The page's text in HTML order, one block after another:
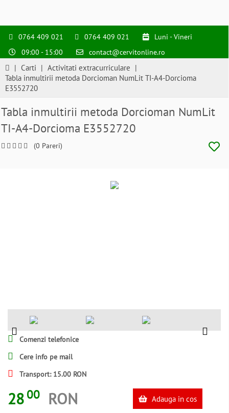
0764 409 021 0764 409 021
Luni - Vineri
09:00 - 15:00
contact@cervitonline.ro
| Carti | Activitati extracurriculare |
Tabla inmultirii metoda Dorcioman NumLit TI-A4-Dorcioma
E3552720
Tabla inmultirii metoda Dorcioman NumLit
TI-A4-Dorcioma E3552720
(0 Pareri)
Comenzi telefonice
Cere info pe mail
Transport: 15.00 RON
28 00 RON Adauga in cos